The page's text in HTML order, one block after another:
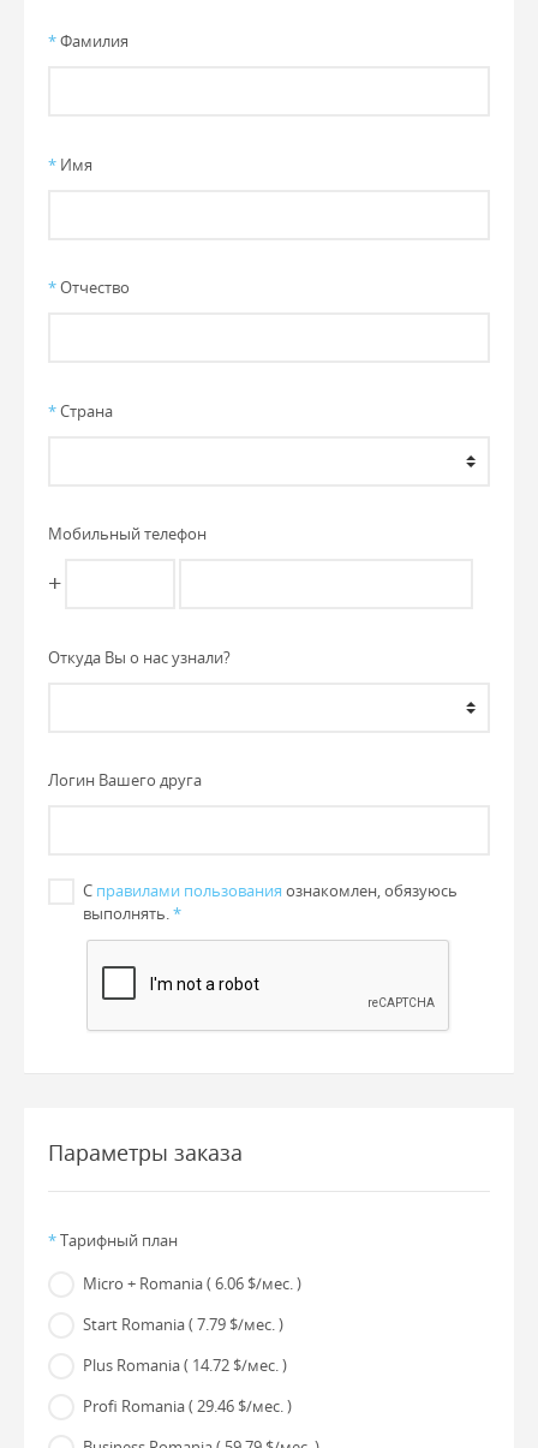
*Фамилия
* Имя
*Отчество
*Страна
Мобильный телефон
+
Откуда Вы о нас узнали?
Логин Вашего друга
С правилами пользования ознакомлен, обязуюсь
выполнять.*
Параметры заказа
*Тарифный план
Micro + Romania( 6.06 $/мес. )
Start Romania( 7.79 $/мес. )
Plus Romania( 14.72 $/мес. )
Profi Romania( 29.46 $/мес. )